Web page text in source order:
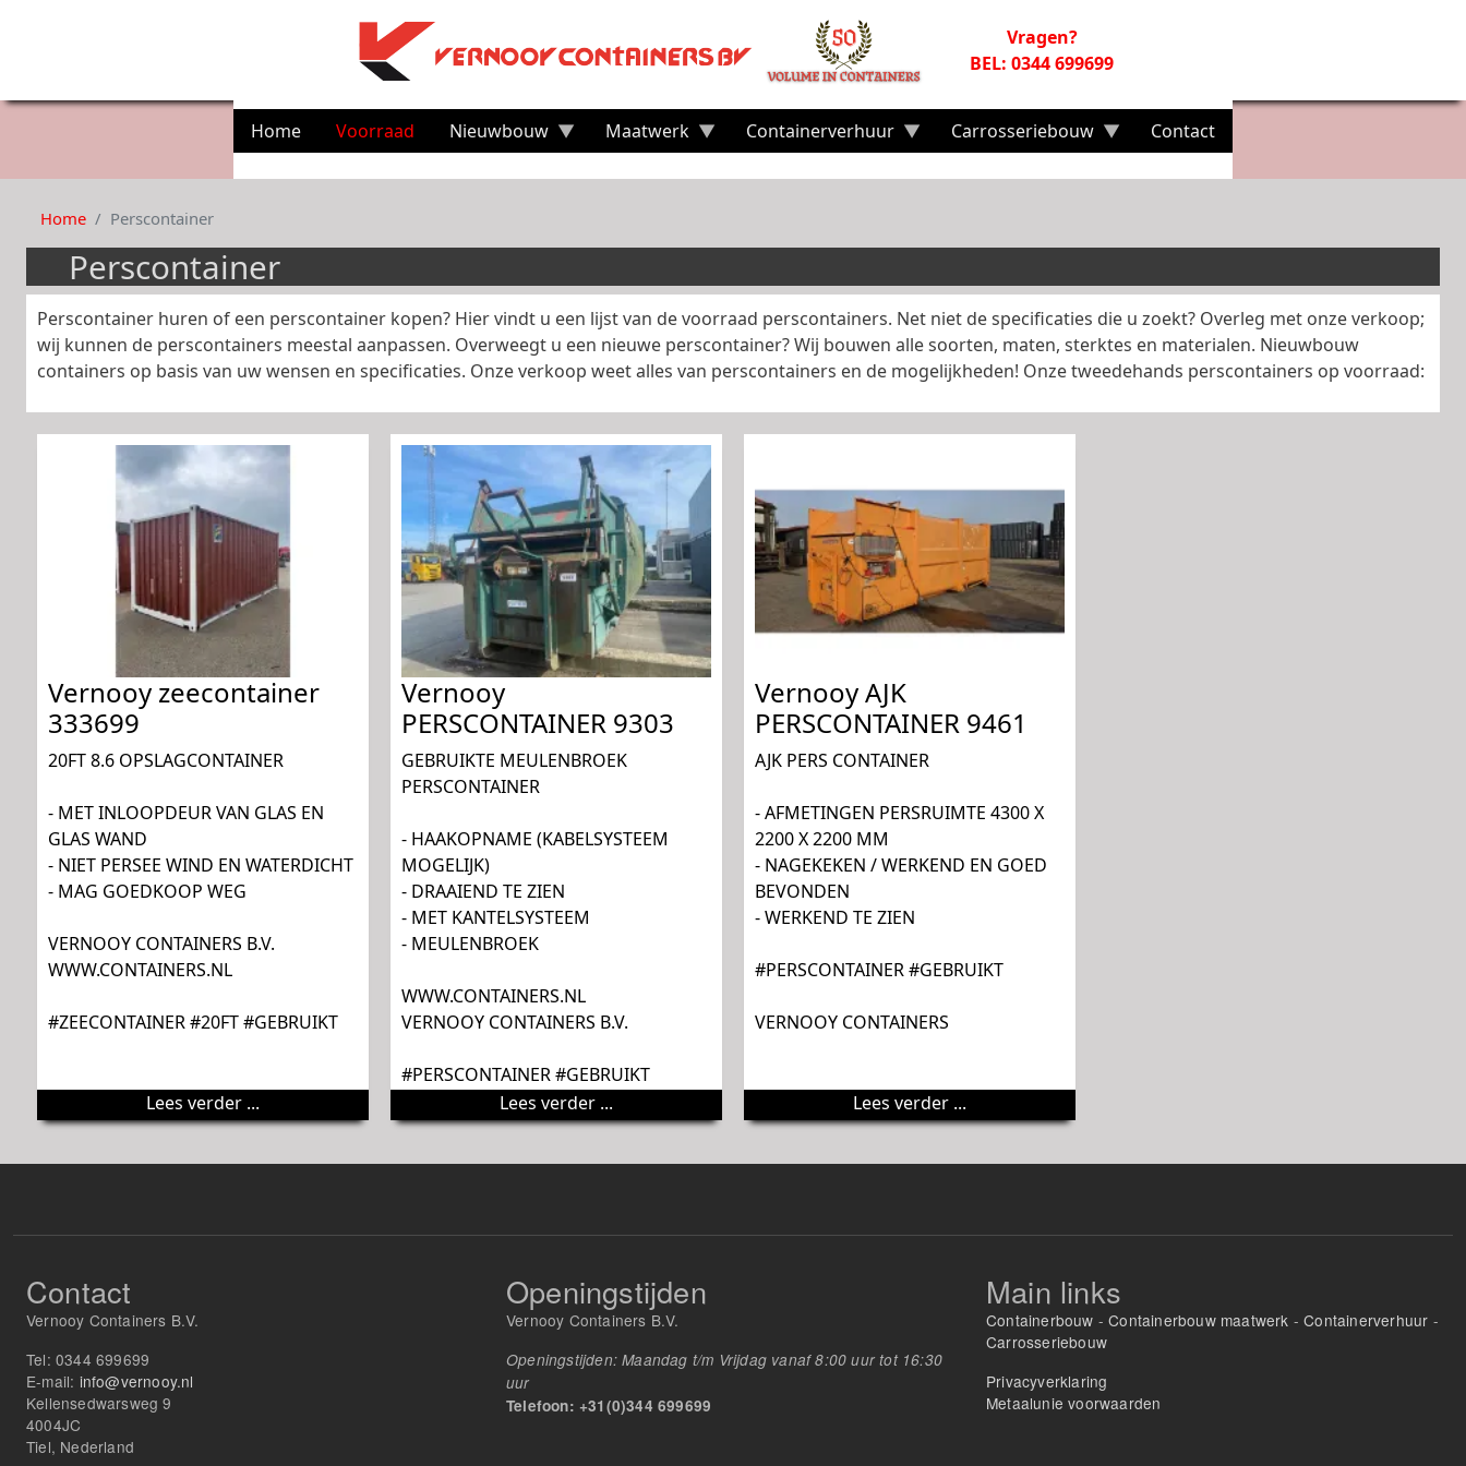
Vragen?
BEL: 0344 699699
Home Voorraad Nieuwbouw Maatwerk Containerverhuur Carrosseriebouw Contact
Home Perscontainer
Perscontainer
Perscontainer huren of een perscontainer kopen? Hier vindt u een lijst van de voorraad perscontainers. Net niet de specificaties die u zoekt? Overleg met onze verkoop;
wij kunnen de perscontainers meestal aanpassen. Overweegt u een nieuwe perscontainer? Wij bouwen alle soorten, maten, sterktes en materialen. Nieuwbouw
containers op basis van uw wensen en specificaties. Onze verkoop weet alles van perscontainers en de mogelijkheden! Onze tweedehands perscontainers op voorraad:
Vernooy zeecontainer
333699
20FT 8.6 OPSLAGCONTAINER
- MET INLOOPDEUR VAN GLAS EN
GLAS WAND
- NIET PERSEE WIND EN WATERDICHT
- MAG GOEDKOOP WEG
VERNOOY CONTAINERS B.V.
WWW.CONTAINERS.NL
#ZEECONTAINER #20FT #GEBRUIKT
Lees verder ...
Vernooy
PERSCONTAINER 9303
GEBRUIKTE MEULENBROEK
PERSCONTAINER
- HAAKOPNAME (KABELSYSTEEM
MOGELIJK)
- DRAAIEND TE ZIEN
- MET KANTELSYSTEEM
- MEULENBROEK
WWW.CONTAINERS.NL
VERNOOY CONTAINERS B.V.
#PERSCONTAINER #GEBRUIKT
Lees verder ...
Vernooy AJK
PERSCONTAINER 9461
AJK PERS CONTAINER
- AFMETINGEN PERSRUIMTE 4300 X
2200 X 2200 MM
- NAGEKEKEN / WERKEND EN GOED
BEVONDEN
- WERKEND TE ZIEN
#PERSCONTAINER #GEBRUIKT
VERNOOY CONTAINERS
Lees verder ...
Contact
Vernooy Containers B.V.
Tel: 0344 699699
E-mail: info@vernooy.nl
Kellensedwarsweg 9
4004JC
Tiel, Nederland
Openingstijden
Vernooy Containers B.V.
Openingstijden: Maandag t/m Vrijdag vanaf 8:00 uur tot 16:30
uur
Telefoon: +31(0)344 699699
Main links
Containerbouw -Containerbouw maatwerk -Containerverhuur -
Carrosseriebouw
Privacyverklaring
Metaalunie voorwaarden